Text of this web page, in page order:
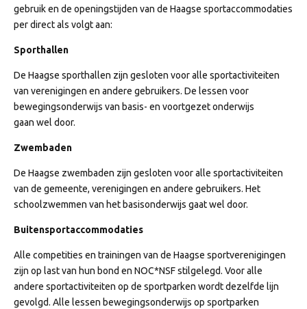
gebruik en de openingstijden van de Haagse sportaccommodaties
per direct als volgt aan:
Sporthallen
De Haagse sporthallen zijn gesloten voor alle sportactiviteiten
van verenigingen en andere gebruikers. De lessen voor
bewegingsonderwijs van basis- en voortgezet onderwijs
gaan wel door.
Zwembaden
De Haagse zwembaden zijn gesloten voor alle sportactiviteiten
van de gemeente, verenigingen en andere gebruikers. Het
schoolzwemmen van het basisonderwijs gaat wel door.
Buitensportaccommodaties
Alle competities en trainingen van de Haagse sportverenigingen
zijn op last van hun bond en NOC*NSF stilgelegd. Voor alle
andere sportactiviteiten op de sportparken wordt dezelfde lijn
gevolgd. Alle lessen bewegingsonderwijs op sportparken